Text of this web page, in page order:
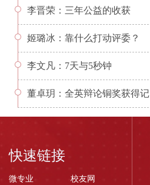
李晋荣：三年公益的收获
姬璐冰：靠什么打动评委？
李文凡：7天与5秒钟
董卓玥：全英辩论铜奖获得记
快速链接
微专业
校友网